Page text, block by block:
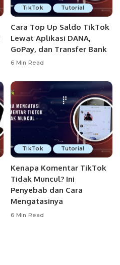
TikTok Tutorial
Cara Top Up Saldo TikTok
Lewat Aplikasi DANA,
GoPay, dan Transfer Bank
6 Min Read
TikTok Tutorial
Kenapa Komentar TikTok
Tidak Muncul? Ini
Penyebab dan Cara
Mengatasinya
6 Min Read